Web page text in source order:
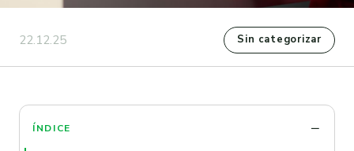
22.12.25 Sin categorizar
ÍNDICE